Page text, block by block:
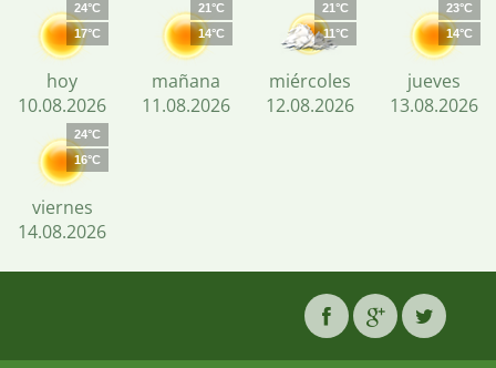
24°C
17°C
hoy
10.08.2026
21°C
14°C
mañana
11.08.2026
21°C
11°C
miércoles
12.08.2026
23°C
14°C
jueves
13.08.2026
24°C
16°C
viernes
14.08.2026